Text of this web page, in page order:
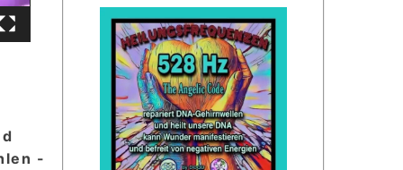
-